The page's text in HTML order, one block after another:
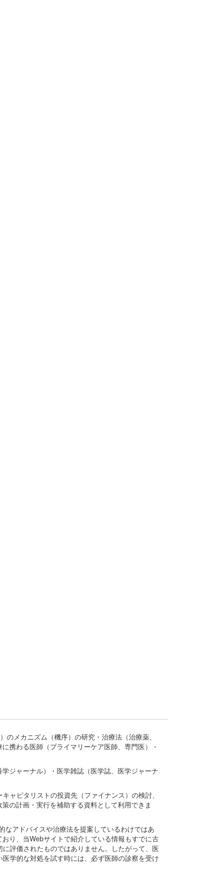
メカニズム（機序）の研究・治療法（治療薬、
携わる医師（プライマリーケア医師、専門医）・
ジャーナル）・医学雑誌（医学誌、医学ジャーナ
ャピタリストの投資先（ファイナンス）の検討、
の計画・実行を補助する資料として利用できま
なアドバイスや治療法を提案しているわけではあ
り、当Webサイトで紹介している情報もすでに古
評価されたものではありません。したがって、医
学的な対処を試す時には、必ず医師の診察を受け